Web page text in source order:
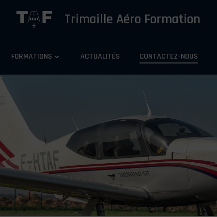
Trimaille Aéro Formation
FORMATIONS ACTUALITÉS CONTACTEZ-NOUS